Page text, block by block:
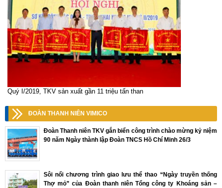
Quý I/2019, TKV sản xuất gần 11 triệu tấn than
ĐOÀN THANH NIÊN VIMICO
Đoàn Thanh niên TKV gắn biển công trình chào mừng kỷ niệm
90 năm Ngày thành lập Đoàn TNCS Hồ Chí Minh 26/3
Sôi nổi chương trình giao lưu thể thao “Ngày truyền thống
Thợ mỏ” của Đoàn thanh niên Tổng công ty Khoáng sản –